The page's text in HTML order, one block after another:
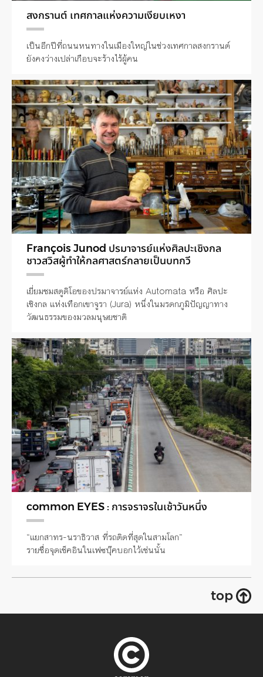
สงกรานต์ เทศกาลแห่งความเงียบเหงา
เป็นอีกปีที่ถนนหนทางในเมืองใหญ่ในช่วงเทศกาลสงกรานต์
ยังคงว่างเปล่าเกือบจะร้างไร้ผู้คน
François Junod ปรมาจารย์แห่งศิลปะเชิงกล
ชาวสวิสผู้ทำให้กลศาสตร์กลายเป็นบทกวี
เยี่ยมชมสตูดิโอของปรมาจารย์แห่ง Automata หรือ ศิลปะ
เชิงกล แห่งเทือกเขาจูรา (Jura) หนึ่งในมรดกภูมิปัญญาทาง
วัฒนธรรมของมวลมนุษยชาติ
common EYES : การจราจรในเช้าวันหนึ่ง
“แยกสาทร-นราธิวาส ที่รถติดที่สุดในสามโลก”
รายชื่อจุดเช็คอินในเฟซบุ๊คบอกไว้เช่นนั้น
top